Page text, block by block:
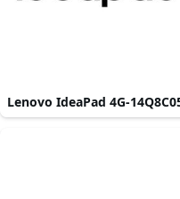
Lenovo IdeaPad 4G-